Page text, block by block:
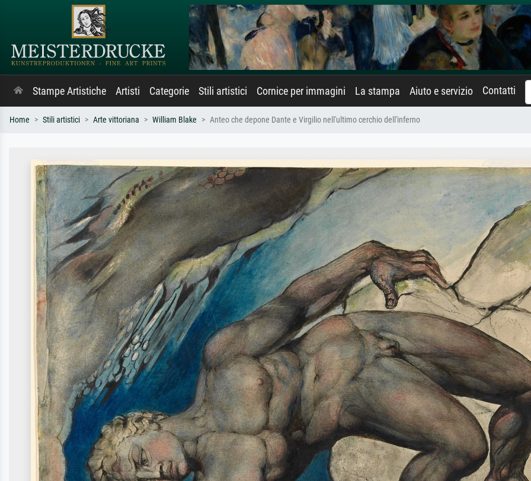
Stampe Artistiche Artisti Categorie Stili artistici Cornice per immagini La stampa Aiuto e servizio Contatti
Home Stili artistici Arte vittoriana William Blake Anteo che depone Dante e Virgilio nell'ultimo cerchio dell'inferno